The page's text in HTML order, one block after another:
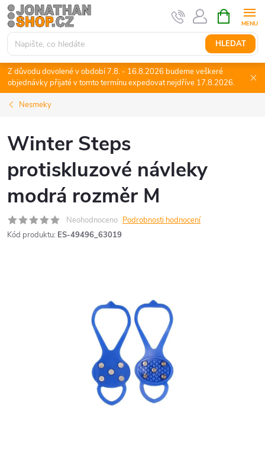
Přejít
na
obsah
HLEDAT
NÁKUPNÍ
KOŠÍK
Z důvodu dovolené v období 7.8. - 16.8.2026 budeme veškeré
objednávky přijaté v tomto termínu expedovat nejdříve 17.8.2026.
Nesmeky
Winter Steps
protiskluzové návleky
modrá rozměr M
Neohodnoceno Podrobnosti hodnocení
Kód produktu: ES-49496_63019